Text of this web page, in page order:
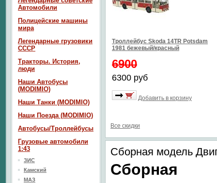
Троллейбус Skoda 14TR Potsdam
1981 бежевый/красный
6900
6300 руб
Добавить в корзину
Все скидки
Сборная модель
Сборная
Автомобили
Полицейские машины
мира
Легендарные грузовики
СССР
Тракторы. История,
люди
Наши Автобусы
(MODIMIO)
Наши Танки (MODIMIO)
Наши Поезда (MODIMIO)
Автобусы/Троллейбусы
Грузовые автомобили
1:43
ЗИС
Камский
МАЗ